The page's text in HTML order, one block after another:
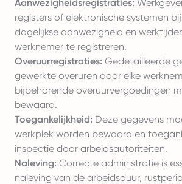
Aanwezigheidsregistraties:
registers of elektronische systemen
dagelijkse aanwezigheid en
werknemer te registreren.
Overuurregistraties: Gedetailleerde
gewerkte overuren door elke
bijbehorende overuurvergoedingen
bewaard.
Toegankelijkheid: Deze gegevens
werkplek worden bewaard en
inspectie door arbeidsautoriteiten.
Naleving: Correcte administratie is
naleving van de arbeidsduur,